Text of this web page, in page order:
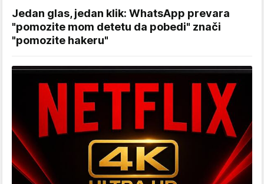
Jedan glas, jedan klik: WhatsApp prevara
"pomozite mom detetu da pobedi" znači
"pomozite hakeru"